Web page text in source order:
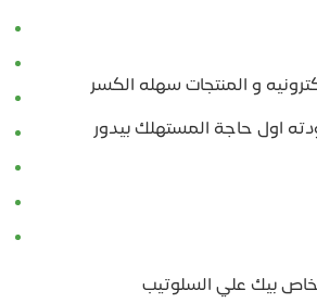
و المنتجات سهله الكسر
اول حاجة المستهلك بيدور
بيك علي السلوتيب